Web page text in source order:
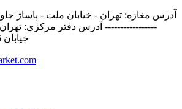
آدرس مغازه: تهران - خیابان ملت - پاساژ
----------------- آدرس دفتر مرکزی:
خیابان 16 آذر- - پلاک 22